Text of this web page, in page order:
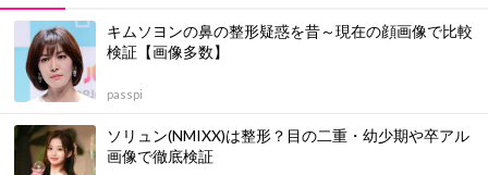
キムソヨンの鼻の整形疑惑を昔～現在の顔画像で比較
検証【画像多数】
passpi
ソリュン(NMIXX)は整形？目の二重・幼少期や卒アル
画像で徹底検証